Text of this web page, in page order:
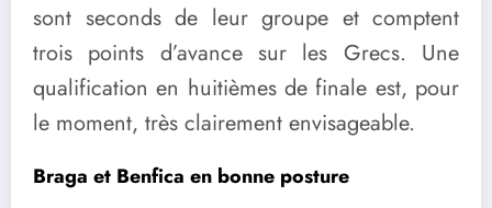
sont seconds de leur groupe et comptent
trois points d’avance sur les Grecs. Une
qualification en huitièmes de finale est, pour
le moment, très clairement envisageable.
Braga et Benfica en bonne posture